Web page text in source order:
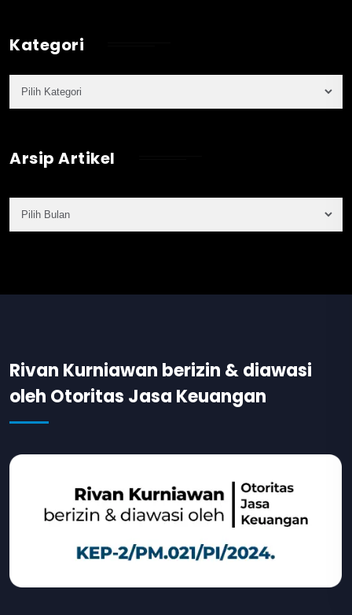
Kategori
Arsip Artikel
Rivan Kurniawan berizin & diawasi
oleh Otoritas Jasa Keuangan